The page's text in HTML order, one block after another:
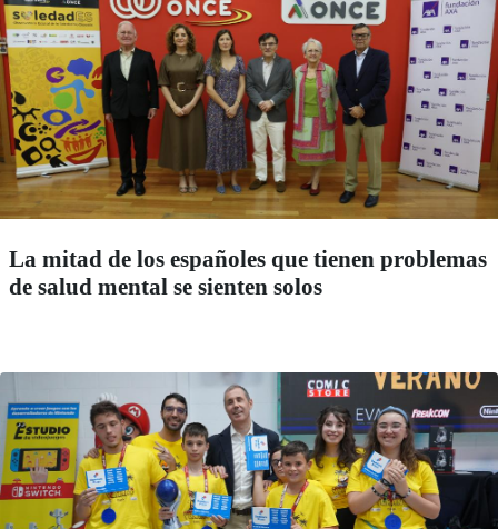
La mitad de los españoles que tienen problemas
de salud mental se sienten solos